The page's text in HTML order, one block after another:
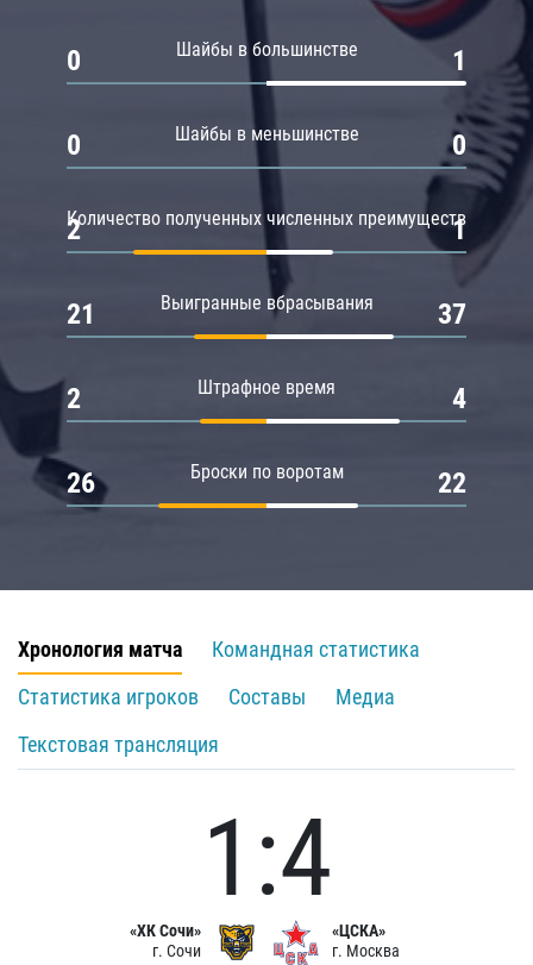
Шайбы в большинстве
0 1
Шайбы в меньшинстве
0 0
Количество полученных численных преимуществ
2 1
Выигранные вбрасывания
21 37
Штрафное время
2 4
Броски по воротам
26 22
Хронология матча
Командная статистика
Статистика игроков
Составы
Медиа
Текстовая трансляция
«ХК Сочи»
г. Сочи
1:4
«ЦСКА»
г. Москва